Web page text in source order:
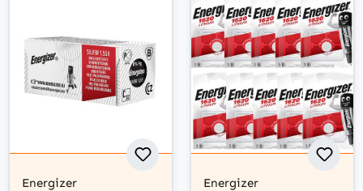
Energizer Energizer